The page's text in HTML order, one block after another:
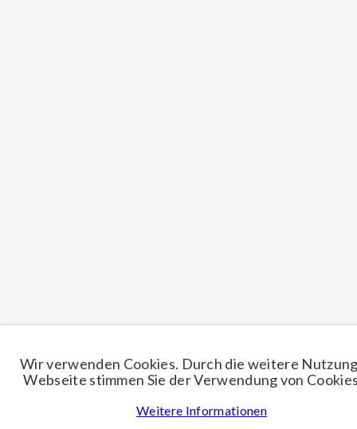
Wir verwenden Cookies. Durch die weitere
Webseite stimmen Sie der Verwendung von
Weitere Informationen